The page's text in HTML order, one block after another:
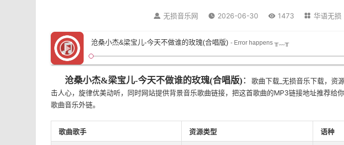
 无损音乐网  2026-06-30  1473  华语无损
沧桑小杰&梁宝儿-今天不做谁的玫瑰(合唱版) - Error happens ╥﹏╥
沧桑小杰&梁宝儿-今天不做谁的玫瑰(合唱版)： 歌曲下载_无损音乐下载，资
击人心，旋律优美动听，同时网站提供背景音乐歌曲链接，把这首歌曲的MP3链接地址推荐给
歌曲音乐外链。
歌曲歌手 资源类型 语种